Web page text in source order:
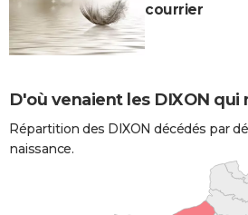
courrier
D'où venaient les DIXON
Répartition des DIXON décédés par
naissance.